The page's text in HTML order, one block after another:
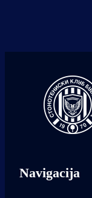
Navigacija